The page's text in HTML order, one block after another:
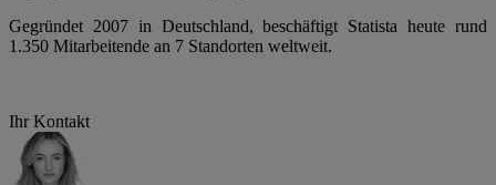
Gegründet 2007 in Deutschland, beschäftigt Statista heute rund
1.350 Mitarbeitende an 7 Standorten weltweit.
Ihr Kontakt